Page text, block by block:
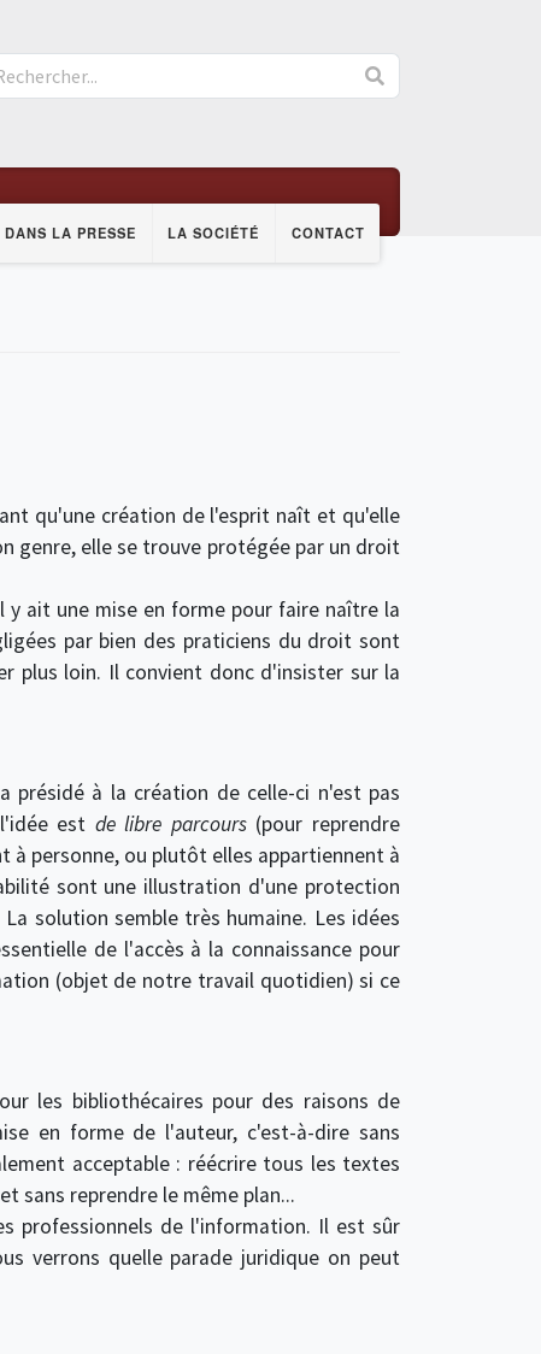
DANS LA PRESSE LA SOCIÉTÉ CONTACT
qu'une création de l'esprit naît et qu'elle
genre, elle se trouve protégée par un droit
ait une mise en forme pour faire naître la
par bien des praticiens du droit sont
plus loin. Il convient donc d'insister sur la
présidé à la création de celle-ci n'est pas
est de libre parcours(pour reprendre
à personne, ou plutôt elles appartiennent à
sont une illustration d'une protection
La solution semble très humaine. Les idées
de l'accès à la connaissance pour
(objet de notre travail quotidien) si ce
les bibliothécaires pour des raisons de
en forme de l'auteur, c'est-à-dire sans
acceptable : réécrire tous les textes
sans reprendre le même plan...
professionnels de l'information. Il est sûr
verrons quelle parade juridique on peut